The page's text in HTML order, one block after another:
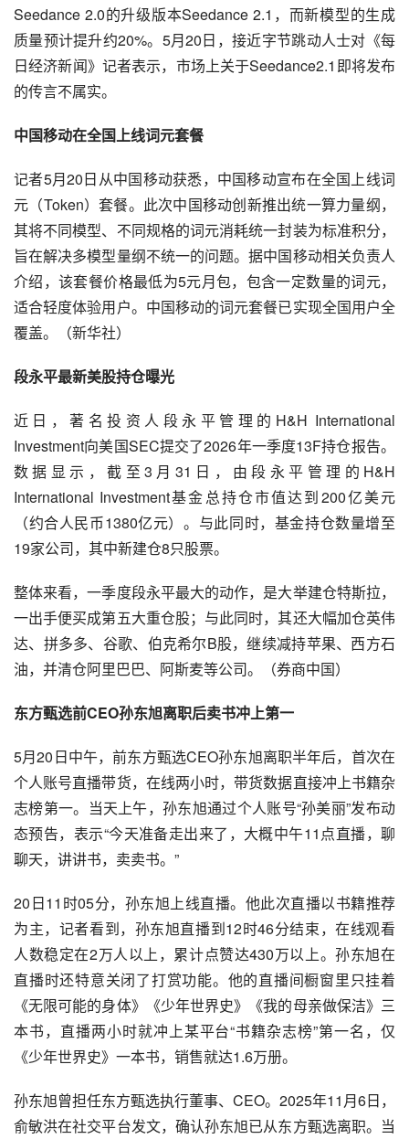
Seedance 2.0的升级版本Seedance 2.1，而新模型的生成
质量预计提升约20%。5月20日，接近字节跳动人士对《每
日经济新闻》记者表示，市场上关于Seedance2.1即将发布
的传言不属实。
中国移动在全国上线词元套餐
记者5月20日从中国移动获悉，中国移动宣布在全国上线词
元（Token）套餐。此次中国移动创新推出统一算力量纲，
其将不同模型、不同规格的词元消耗统一封装为标准积分，
旨在解决多模型量纲不统一的问题。据中国移动相关负责人
介绍，该套餐价格最低为5元月包，包含一定数量的词元，
适合轻度体验用户。中国移动的词元套餐已实现全国用户全
覆盖。（新华社）
段永平最新美股持仓曝光
近日，著名投资人段永平管理的H&H International
Investment向美国SEC提交了2026年一季度13F持仓报告。
数据显示，截至3月31日，由段永平管理的H&H
International Investment基金总持仓市值达到200亿美元
（约合人民币1380亿元）。与此同时，基金持仓数量增至
19家公司，其中新建仓8只股票。
整体来看，一季度段永平最大的动作，是大举建仓特斯拉，
一出手便买成第五大重仓股；与此同时，其还大幅加仓英伟
达、拼多多、谷歌、伯克希尔B股，继续减持苹果、西方石
油，并清仓阿里巴巴、阿斯麦等公司。（券商中国）
东方甄选前CEO孙东旭离职后卖书冲上第一
5月20日中午，前东方甄选CEO孙东旭离职半年后，首次在
个人账号直播带货，在线两小时，带货数据直接冲上书籍杂
志榜第一。当天上午，孙东旭通过个人账号“孙美丽”发布动
态预告，表示“今天准备走出来了，大概中午11点直播，聊
聊天，讲讲书，卖卖书。”
20日11时05分，孙东旭上线直播。他此次直播以书籍推荐
为主，记者看到，孙东旭直播到12时46分结束，在线观看
人数稳定在2万人以上，累计点赞达430万以上。孙东旭在
直播时还特意关闭了打赏功能。他的直播间橱窗里只挂着
《无限可能的身体》《少年世界史》《我的母亲做保洁》三
本书，直播两小时就冲上某平台“书籍杂志榜”第一名，仅
《少年世界史》一本书，销售就达1.6万册。
孙东旭曾担任东方甄选执行董事、CEO。2025年11月6日，
俞敏洪在社交平台发文，确认孙东旭已从东方甄选离职。当